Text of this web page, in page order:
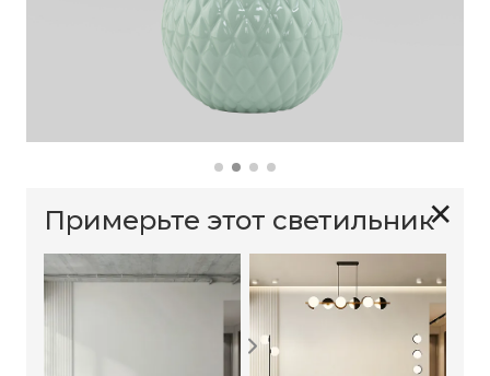
✕
Примерьте этот светильник